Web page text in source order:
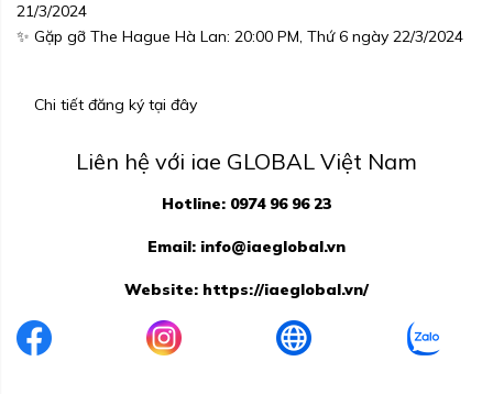
21/3/2024
✨ Gặp gỡ The Hague Hà Lan: 20:00 PM, Thứ 6 ngày 22/3/2024
Chi tiết đăng ký tại đây
Liên hệ với iae GLOBAL Việt Nam
Hotline: 0974 96 96 23
Email: info@iaeglobal.vn
Website: https://iaeglobal.vn/